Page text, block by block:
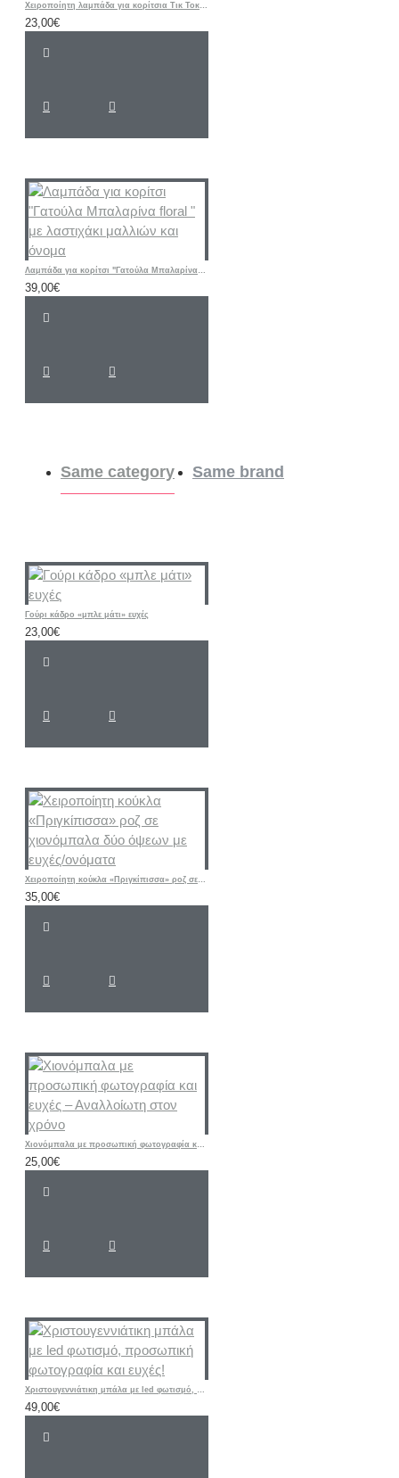
Χειροποίητη λαμπάδα για κορίτσια Τικ Τοκ ροζ
23,00€
Λαμπάδα για κορίτσι "Γατούλα Μπαλαρίνα floral " με λαστιχάκι μαλλιών και όνομα
39,00€
Same category Same brand
Γούρι κάδρο «μπλε μάτι» ευχές
23,00€
Χειροποίητη κούκλα «Πριγκίπισσα» ροζ σε χιονόμπαλα δύο όψεων με ευχές/ονόματα
35,00€
Χιονόμπαλα με προσωπική φωτογραφία και ευχές – Αναλλοίωτη στον χρόνο
25,00€
Χριστουγεννιάτικη μπάλα με led φωτισμό, προσωπική φωτογραφία και ευχές!
49,00€